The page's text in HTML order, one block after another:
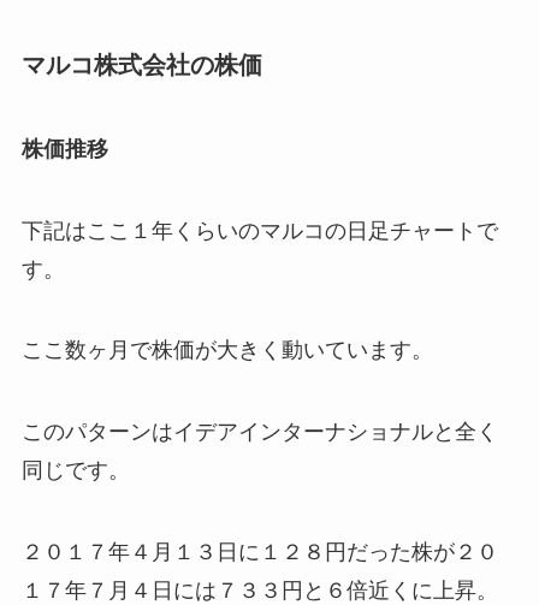
マルコ株式会社の株価
株価推移
下記はここ１年くらいのマルコの日足チャートで
す。
ここ数ヶ月で株価が大きく動いています。
このパターンはイデアインターナショナルと全く
同じです。
２０１７年４月１３日に１２８円だった株が２０
１７年７月４日には７３３円と６倍近くに上昇。